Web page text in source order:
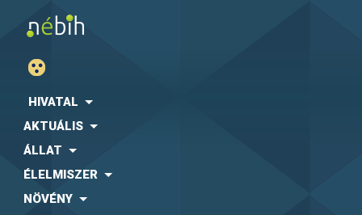
HIVATAL
AKTUÁLIS
ÁLLAT
ÉLELMISZER
NÖVÉNY